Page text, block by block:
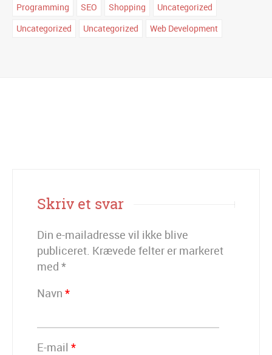
Programming
SEO Shopping
Uncategorized
Uncategorized
Uncategorized Web Development
Skriv et svar
Din e-mailadresse vil ikke blive
publiceret. Krævede felter er markeret
med *
Navn *
E-mail *